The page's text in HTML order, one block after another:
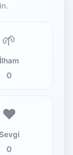
🌱
İlham
0
❤️
Sevgi
0